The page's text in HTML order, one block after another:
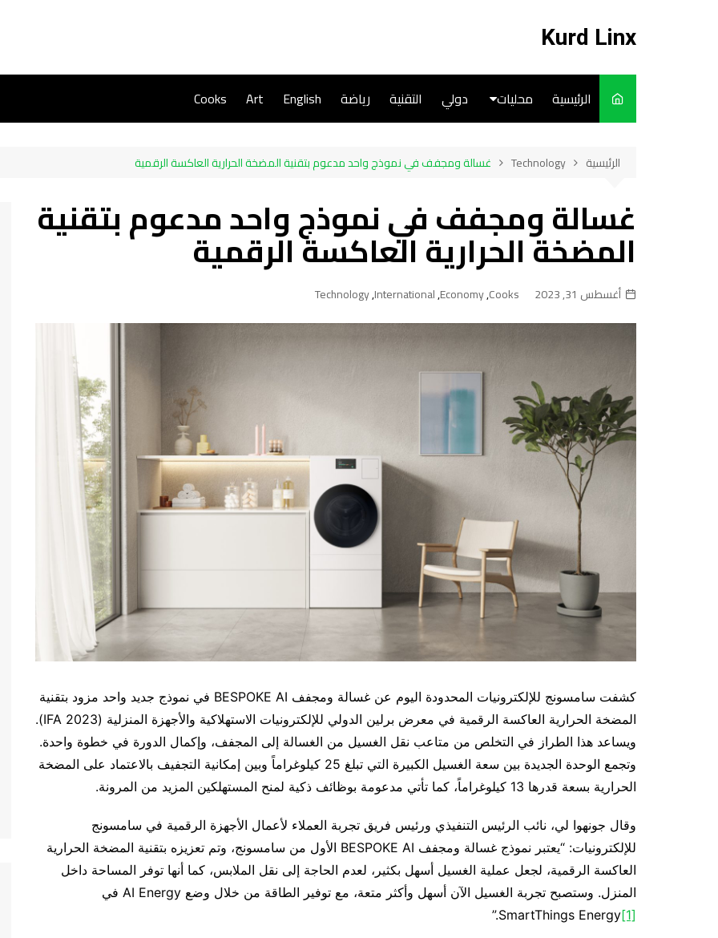
Kurd Linx
الرئيسية محليات
Cooks
دولي التقنية رياضة English
Art
Cooks
الرئيسية Technology غسالة ومجفف في نموذج واحد مدعوم بتقنية المضخة الحرارية العاكسة الرقمية
غسالة ومجفف في نموذج واحد مدعوم بتقنية
المضخة الحرارية العاكسة الرقمية
أغسطس 31, 2023 Cooks
,
Economy
,
International
,
Technology
كشفت سامسونج للإلكترونيات المحدودة اليوم عن غسالة ومجفف BESPOKE AI في نموذج جديد واحد مزود بتقنية
المضخة الحرارية العاكسة الرقمية في معرض برلين الدولي للإلكترونيات الاستهلاكية والأجهزة المنزلية (IFA 2023).
ويساعد هذا الطراز في التخلص من متاعب نقل الغسيل من الغسالة إلى المجفف، وإكمال الدورة في خطوة واحدة.
وتجمع الوحدة الجديدة بين سعة الغسيل الكبيرة التي تبلغ 25 كيلوغراماً وبين إمكانية التجفيف بالاعتماد على المضخة
الحرارية بسعة قدرها 13 كيلوغراماً، كما تأتي مدعومة بوظائف ذكية لمنح المستهلكين المزيد من المرونة.
وقال جونهوا لي، نائب الرئيس التنفيذي ورئيس فريق تجربة العملاء لأعمال الأجهزة الرقمية في سامسونج
للإلكترونيات: “يعتبر نموذج غسالة ومجفف BESPOKE AI الأول من سامسونج، وتم تعزيزه بتقنية المضخة الحرارية
العاكسة الرقمية، لجعل عملية الغسيل أسهل بكثير، لعدم الحاجة إلى نقل الملابس، كما أنها توفر المساحة داخل
المنزل. وستصبح تجربة الغسيل الآن أسهل وأكثر متعة، مع توفير الطاقة من خلال وضع AI Energy في
SmartThings Energy[1]
.”